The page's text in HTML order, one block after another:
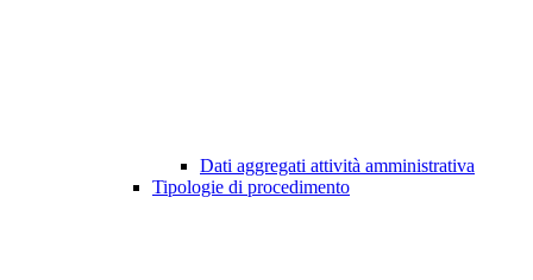
Dati aggregati attività amministrativa
Tipologie di procedimento